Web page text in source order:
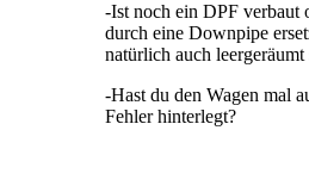
-Ist noch ein DPF verbaut
durch eine Downpipe
natürlich auch leergeräumt
-Hast du den Wagen mal
Fehler hinterlegt?